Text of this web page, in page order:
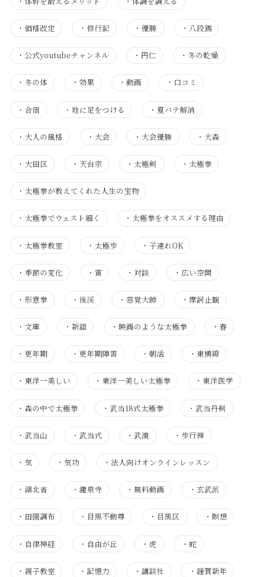
・ 価格改定 ・修行記 ・優勝 ・ 八段錦
・ 公式youtubeチャンネル ・ 円仁 ・ 冬の乾燥
・ 冬の体 ・効果 ・動画 ・ 口コミ
・ 合宿 ・地に足をつける ・ 夏バテ解消
・ 大人の風格 ・ 大会 ・ 大会優勝 ・ 大森
・ 大田区 ・ 天台宗 ・ 太極剣 ・ 太極拳
・ 太極拳が教えてくれた人生の宝物
・ 太極拳でウェスト細く ・ 太極拳をオススメする理由
・ 太極拳教室 ・ 太極歩 ・子連れOK
・ 季節の変化 ・ 寅 ・対談 ・ 広い空間
・ 形意拳 ・後渓 ・ 慈覚大師 ・ 摩訶止観
・ 文庫 ・新譜 ・映画のような太極拳 ・ 春
・ 更年期 ・更年期障害 ・朝活 ・ 東横線
・ 東洋一美しい ・ 東洋一美しい太極拳 ・ 東洋医学
・ 森の中で太極拳 ・武当18式太極拳 ・武当丹剣
・ 武当山 ・武当式 ・武漢 ・ 歩行禅
・ 気 ・気功 ・法人向けオンラインレッスン
・ 湖北省 ・瀧泉寺 ・無料動画 ・ 玄武派
・ 田園調布 ・ 目黒不動尊 ・ 目黒区 ・ 瞑想
・ 自律神経 ・ 自由が丘 ・ 虎 ・ 蛇
・ 親子教室 ・記憶力 ・講談社 ・ 謹賀新年